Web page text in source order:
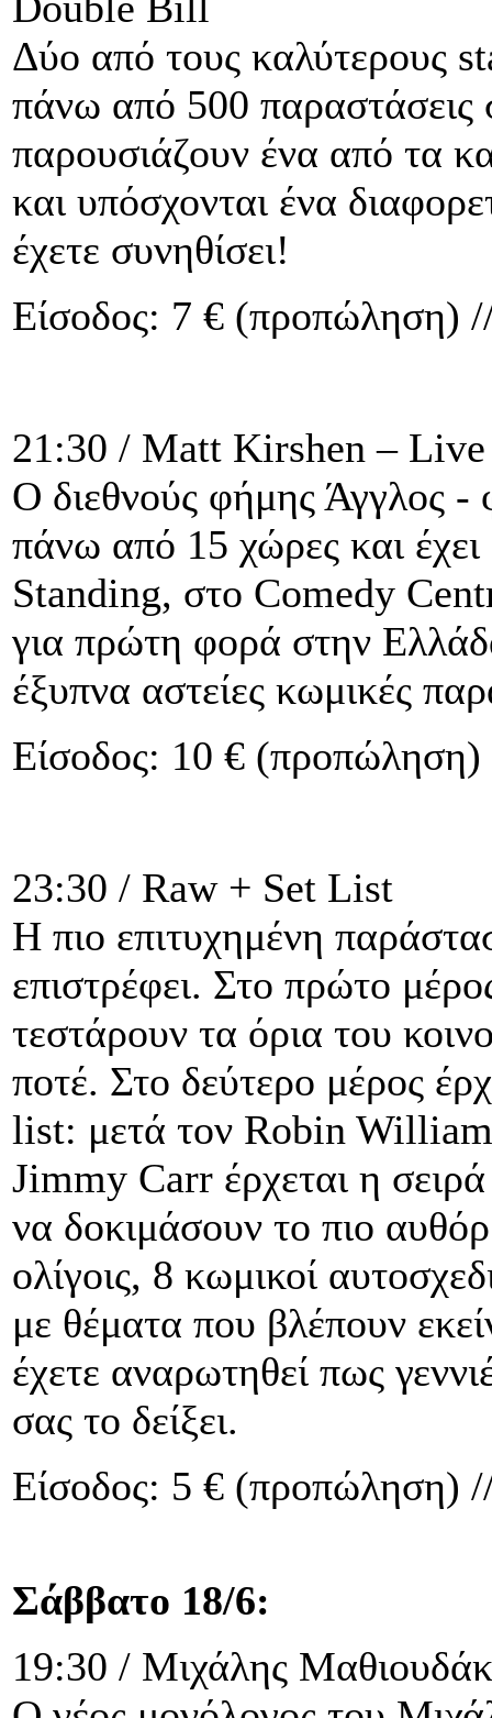
Δύο από τους καλύτερους
πάνω από 500 παραστάσεις
παρουσιάζουν ένα από τα
και υπόσχονται ένα
έχετε συνηθίσει!
Είσοδος: 7 € (προπώληση)
21:30 / Matt Kirshen – Live
Ο διεθνούς φήμης Άγγλος -
πάνω από 15 χώρες και
Standing, στο Comedy
για πρώτη φορά στην
έξυπνα αστείες κωμικές
Είσοδος: 10 €
23:30 / Raw + Set List
Η πιο επιτυχημένη
επιστρέφει. Στο πρώτο
τεστάρουν τα όρια του
ποτέ. Στο δεύτερο μέρος
list: μετά τον Robin
Jimmy Carr έρχεται η
να δοκιμάσουν το πιο
ολίγοις, 8 κωμικοί
με θέματα που βλέπουν
έχετε αναρωτηθεί πως
σας το δείξει.
Είσοδος: 5 € (προπώληση)
Σάββατο 18/6:
19:30 / Μιχάλης